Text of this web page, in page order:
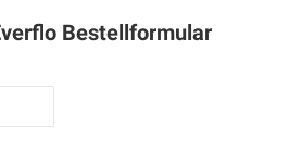
Bestellformular